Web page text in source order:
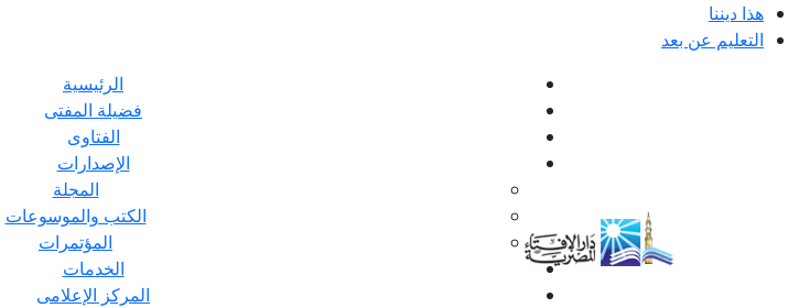
هذا ديننا
التعليم عن بعد
الرئيسية
فضيلة المفتى
الفتاوى
الإصدارات
المجلة
الكتب والموسوعات
المؤتمرات
الخدمات
المركز الإعلامى